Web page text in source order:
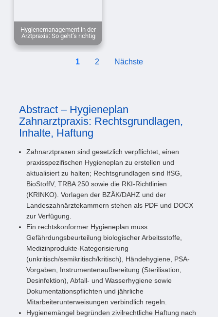
Hygienemanagement in der
Arztpraxis: So geht’s richtig
1 2 Nächste
Abstract – Hygieneplan
Zahnarztpraxis: Rechtsgrundlagen,
Inhalte, Haftung
Zahnarztpraxen sind gesetzlich verpflichtet, einen
praxisspezifischen Hygieneplan zu erstellen und
aktualisiert zu halten; Rechtsgrundlagen sind IfSG,
BioStoffV, TRBA 250 sowie die RKI-Richtlinien
(KRINKO). Vorlagen der BZÄK/DAHZ und der
Landeszahnärztekammern stehen als PDF und DOCX
zur Verfügung.
Ein rechtskonformer Hygieneplan muss
Gefährdungsbeurteilung biologischer Arbeitsstoffe,
Medizinprodukte-Kategorisierung
(unkritisch/semikritisch/kritisch), Händehygiene, PSA-
Vorgaben, Instrumentenaufbereitung (Sterilisation,
Desinfektion), Abfall- und Wasserhygiene sowie
Dokumentationspflichten und jährliche
Mitarbeiterunterweisungen verbindlich regeln.
Hygienemängel begründen zivilrechtliche Haftung nach